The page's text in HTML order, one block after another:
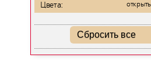
Цвета: открыть
Сбросить все